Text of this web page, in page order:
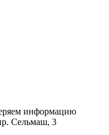
информацию
Сельмаш, 3